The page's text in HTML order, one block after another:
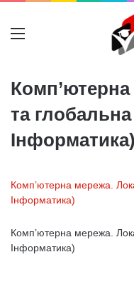
Меню
та
Інформатика)
Комп’ютерна мережа.
Інформатика)
Комп’ютерна мережа.
Інформатика)